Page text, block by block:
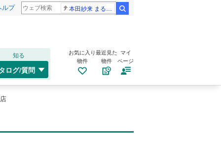
ルプ 本田紗来 まるでお人形
知る
ログ/質問
お気に入り
物件
最近見た
物件
マイ
ページ